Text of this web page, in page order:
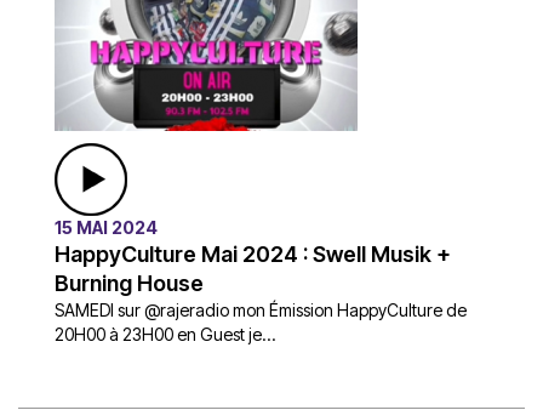
15 MAI 2024
HappyCulture Mai 2024 : Swell Musik +
Burning House
SAMEDI sur @rajeradio mon Émission HappyCulture de
20H00 à 23H00 en Guest je...